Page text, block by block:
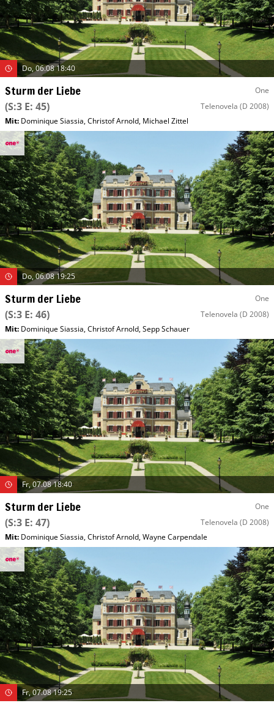
Do, 06.08 18:40
Sturm der Liebe One
(S:3 E: 45) Telenovela (D 2008)
Mit: Dominique Siassia,Christof Arnold, Michael Zittel
Do, 06.08 19:25
Sturm der Liebe One
(S:3 E: 46) Telenovela (D 2008)
Mit: Dominique Siassia,Christof Arnold,Sepp Schauer
Fr, 07.08 18:40
Sturm der Liebe One
(S:3 E: 47) Telenovela (D 2008)
Mit: Dominique Siassia,Christof Arnold,Wayne Carpendale
Fr, 07.08 19:25